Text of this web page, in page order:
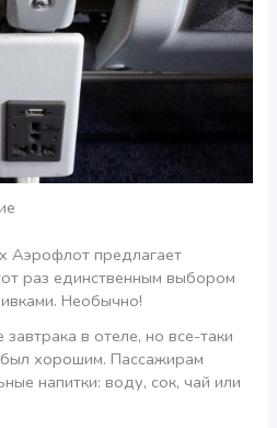
Аэрофлот предлагает
раз единственным выбором
Необычно!
в отеле, но все-таки
хорошим. Пассажирам
напитки: воду, сок, чай или